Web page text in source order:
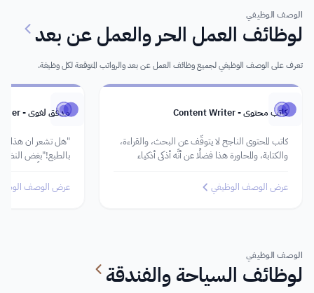
الوصف الوظيفي
لوظائف العمل الحر والعمل عن بعد
تعرف على الوصف الوظيفي لجميع وظائف العمل عن بعد والرواتب المتوقعة لكل وظيفة.
كاتب محتوى - Content Writer
كاتب المحتوى الناجح لا يتوقَّف عن البحث، والقراءة،
والكتابة، والمحاورة هذا فضلًا عن أنَّه أذكى أذكياء
عرض الوصف الوظيفي
مدقق لغوي - Proofreader
"هل تشعر ان هذا
بالطبع!"بغض
والآن، "هل تشعر
عرض الوصف
الوصف الوظيفي
لوظائف السياحة والفندقة